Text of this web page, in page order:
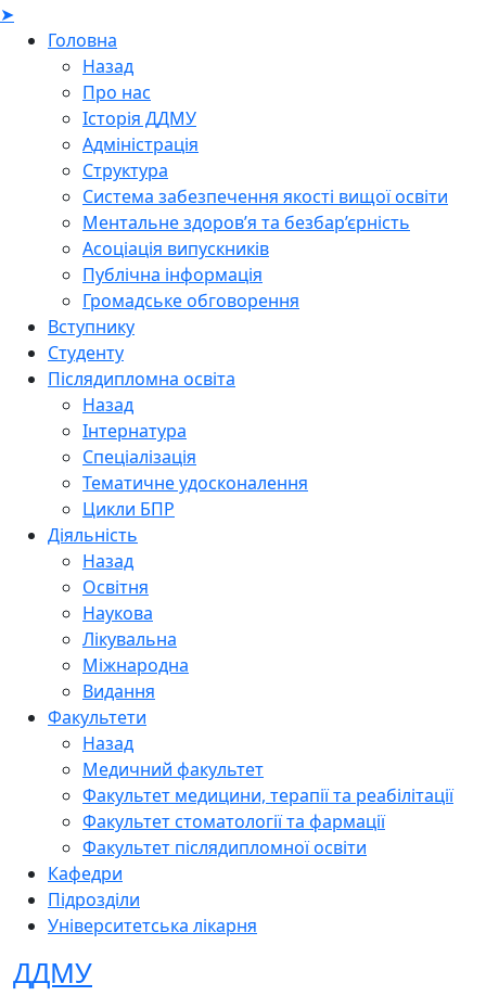
➤
Головна
Назад
Про нас
Історія ДДМУ
Адміністрація
Структура
Система забезпечення якості вищої освіти
Ментальне здоров’я та безбар’єрність
Асоціація випускників
Публічна інформація
Громадське обговорення
Вступнику
Студенту
Післядипломна освіта
Назад
Інтернатура
Спеціалізація
Тематичне удосконалення
Цикли БПР
Діяльність
Назад
Освітня
Наукова
Лікувальна
Міжнародна
Видання
Факультети
Назад
Медичний факультет
Факультет медицини, терапії та реабілітації
Факультет стоматології та фармації
Факультет післядипломної освіти
Кафедри
Підрозділи
Університетська лікарня
ДДМУ